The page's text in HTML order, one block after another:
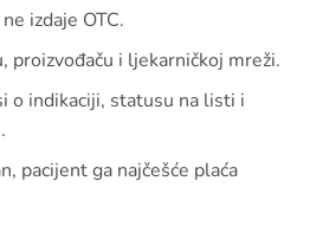
izdaje OTC.
proizvođaču i ljekarničkoj mreži.
o indikaciji, statusu na listi i
pacijent ga najčešće plaća